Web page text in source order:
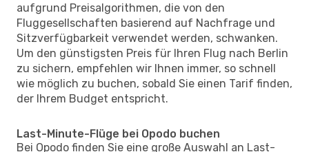
aufgrund Preisalgorithmen, die von den
Fluggesellschaften basierend auf Nachfrage und
Sitzverfügbarkeit verwendet werden, schwanken.
Um den günstigsten Preis für Ihren Flug nach Berlin
zu sichern, empfehlen wir Ihnen immer, so schnell
wie möglich zu buchen, sobald Sie einen Tarif finden,
der Ihrem Budget entspricht.
Last-Minute-Flüge bei Opodo buchen
Bei Opodo finden Sie eine große Auswahl an Last-